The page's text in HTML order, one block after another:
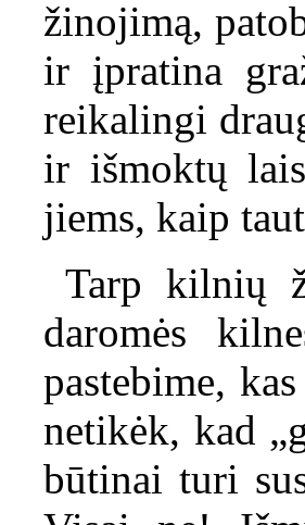
žinojimą,
ir įpratina
reikalingi
ir išmoktų
jiems, kaip
Tarp kilnių
daromės
pastebime,
netikėk, kad
būtinai turi